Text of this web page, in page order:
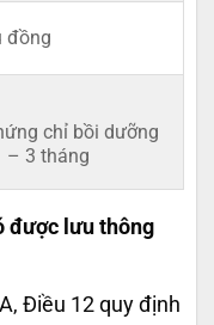
đồng
chỉ bồi dưỡng
– 3 tháng
được lưu thông
Điều 12 quy định